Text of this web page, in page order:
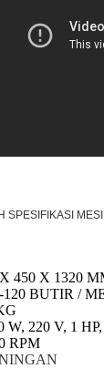
SPESIFIKASI
450 X 1320
120BUTIR /
W, 220 V, 1
RPM